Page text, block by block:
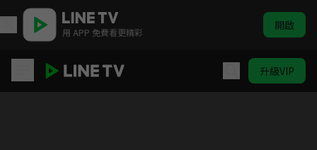
用 APP 免費看更精彩 開啟
升級VIP